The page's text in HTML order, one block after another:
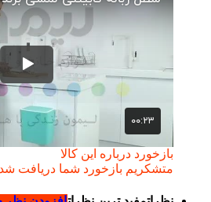
بازخورد درباره این کالا
متشکریم بازخورد شما دریافت شد